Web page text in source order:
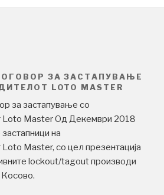
ЗА ЗАСТАПУВАЊЕ
LOTO MASTER
за застапување со
Loto Master Од Декември 2018
на
Master, со цел презентација
lockout/tagout производи